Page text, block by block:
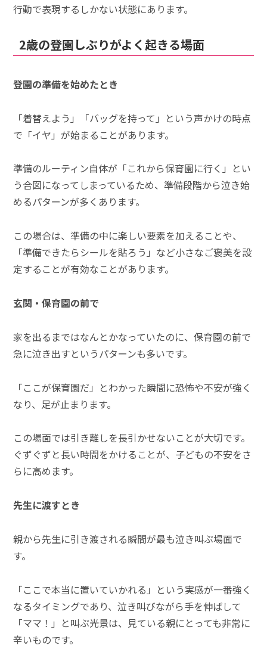
行動で表現するしかない状態にあります。
2歳の登園しぶりがよく起きる場面
登園の準備を始めたとき
「着替えよう」「バッグを持って」という声かけの時点
で「イヤ」が始まることがあります。
準備のルーティン自体が「これから保育園に行く」とい
う合図になってしまっているため、準備段階から泣き始
めるパターンが多くあります。
この場合は、準備の中に楽しい要素を加えることや、
「準備できたらシールを貼ろう」など小さなご褒美を設
定することが有効なことがあります。
玄関・保育園の前で
家を出るまではなんとかなっていたのに、保育園の前で
急に泣き出すというパターンも多いです。
「ここが保育園だ」とわかった瞬間に恐怖や不安が強く
なり、足が止まります。
この場面では引き離しを長引かせないことが大切です。
ぐずぐずと長い時間をかけることが、子どもの不安をさ
らに高めます。
先生に渡すとき
親から先生に引き渡される瞬間が最も泣き叫ぶ場面で
す。
「ここで本当に置いていかれる」という実感が一番強く
なるタイミングであり、泣き叫びながら手を伸ばして
「ママ！」と叫ぶ光景は、見ている親にとっても非常に
辛いものです。